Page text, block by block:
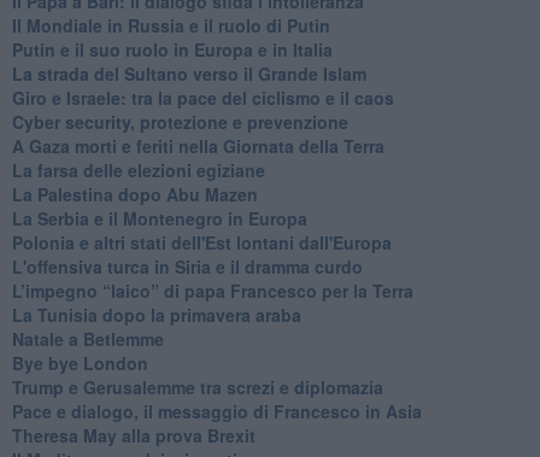
Il Mondiale in Russia e il ruolo di Putin
Putin e il suo ruolo in Europa e in Italia
La strada del Sultano verso il Grande Islam
Giro e Israele: tra la pace del ciclismo e il caos
Cyber security, protezione e prevenzione
A Gaza morti e feriti nella Giornata della Terra
La farsa delle elezioni egiziane
La Palestina dopo Abu Mazen
La Serbia e il Montenegro in Europa
Polonia e altri stati dell'Est lontani dall'Europa
L'offensiva turca in Siria e il dramma curdo
L’impegno “laico” di papa Francesco per la Terra
La Tunisia dopo la primavera araba
Natale a Betlemme
Bye bye London
Trump e Gerusalemme tra screzi e diplomazia
Pace e dialogo, il messaggio di Francesco in Asia
Theresa May alla prova Brexit